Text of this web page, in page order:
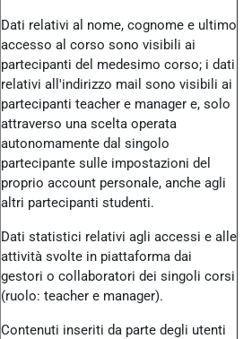
Dati relativi al nome, cognome e ultimo
accesso al corso sono visibili ai
partecipanti del medesimo corso; i dati
relativi all'indirizzo mail sono visibili ai
partecipanti teacher e manager e, solo
attraverso una scelta operata
autonomamente dal singolo
partecipante sulle impostazioni del
proprio account personale, anche agli
altri partecipanti studenti.
Dati statistici relativi agli accessi e alle
attività svolte in piattaforma dai
gestori o collaboratori dei singoli corsi
(ruolo: teacher e manager).
Contenuti inseriti da parte degli utenti